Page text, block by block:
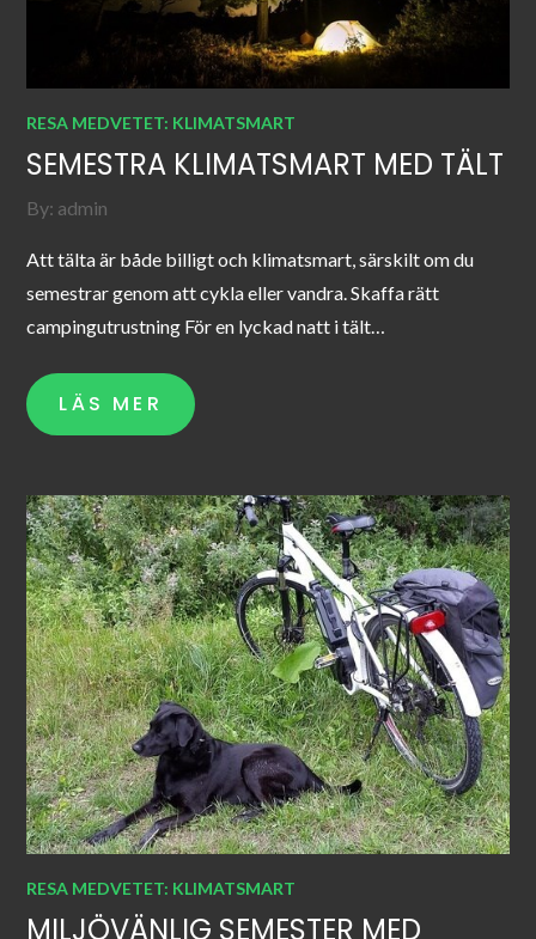
RESA MEDVETET: KLIMATSMART
SEMESTRA KLIMATSMART MED TÄLT
By: admin
Att tälta är både billigt och klimatsmart, särskilt om du
semestrar genom att cykla eller vandra. Skaffa rätt
campingutrustning För en lyckad natt i tält…
LÄS MER
RESA MEDVETET: KLIMATSMART
MILJÖVÄNLIG SEMESTER MED